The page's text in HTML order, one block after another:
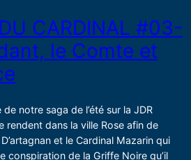
CARDINAL #03-
le Comte et
notre saga de l’été sur la JDR
rendent dans la ville Rose afin de
et le Cardinal Mazarin qui
conspiration de la Griffe Noire qu’il